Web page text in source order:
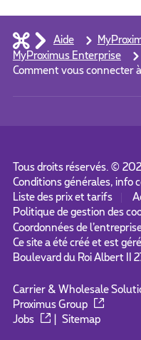
Aide
MyProximus Enterprise
Comment vous connecter
Tous droits réservés. ©
Conditions générales, info
Liste des prix et tarifs
Politique de gestion des
Coordonnées de
Ce site a été créé et est
Boulevard du Roi Albert II
Carrier & Wholesale
Proximus Group
Jobs
|Sitemap